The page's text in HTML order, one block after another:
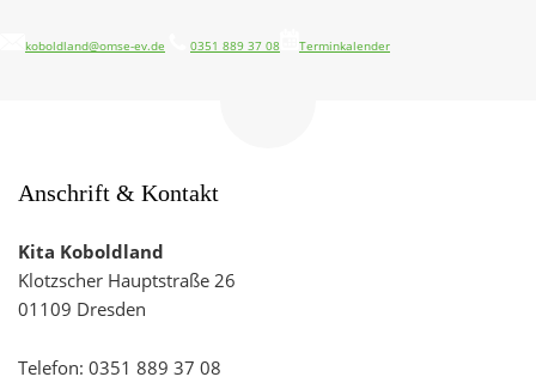
koboldland@omse-ev.de 0351 889 37 08 Terminkalender
Anschrift & Kontakt
Kita Koboldland
Klotzscher Hauptstraße 26
01109 Dresden
Telefon: 0351 889 37 08